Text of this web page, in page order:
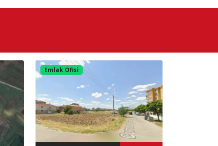
Yolu Var
Emlak Ofisi